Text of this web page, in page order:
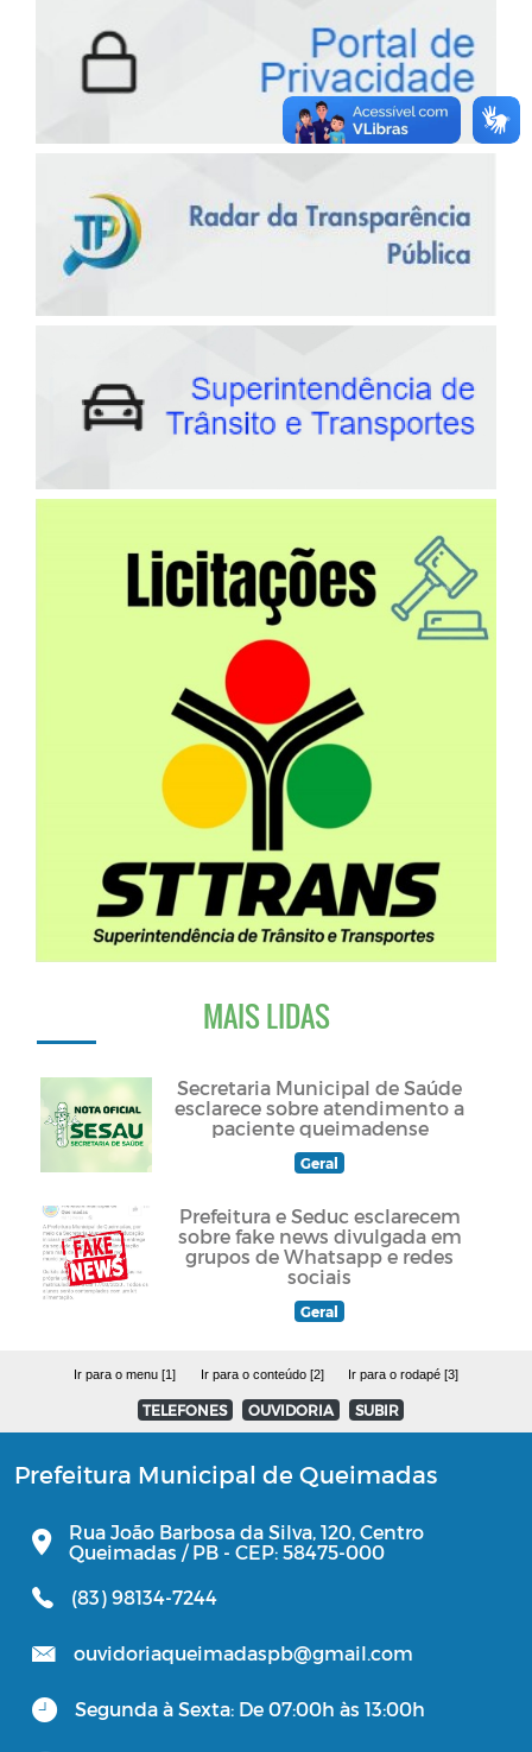
MAIS LIDAS
Secretaria Municipal de Saúde
esclarece sobre atendimento a
paciente queimadense
Geral
Prefeitura e Seduc esclarecem
sobre fake news divulgada em
grupos de Whatsapp e redes
sociais
Geral
Ir para o menu [1] Ir para o conteúdo [2] Ir para o rodapé [3]
TELEFONES OUVIDORIA SUBIR
Prefeitura Municipal de Queimadas
Rua João Barbosa da Silva, 120, Centro
Queimadas / PB - CEP: 58475-000
(83) 98134-7244
ouvidoriaqueimadaspb@gmail.com
Segunda à Sexta: De 07:00h às 13:00h